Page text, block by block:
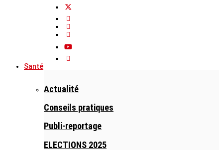
Santé
Actualité
Conseils pratiques
Publi-reportage
ELECTIONS 2025